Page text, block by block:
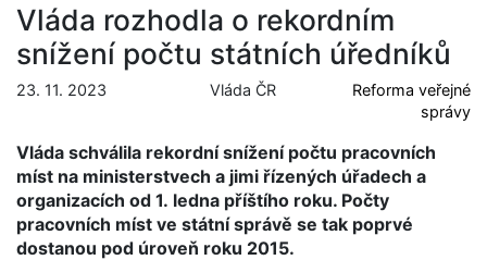
Vláda rozhodla o rekordním
snížení počtu státních úředníků
23. 11. 2023 Vláda ČR
Reforma veřejné
správy
Vláda schválila rekordní snížení počtu pracovních
míst na ministerstvech a jimi řízených úřadech a
organizacích od 1. ledna příštího roku. Počty
pracovních míst ve státní správě se tak poprvé
dostanou pod úroveň roku 2015.